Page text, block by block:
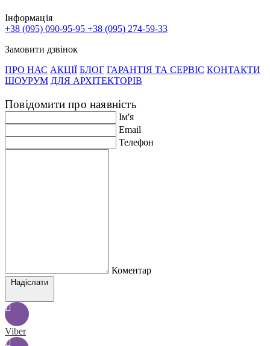
Інформація
+38 (095) 090-95-95 +38 (095) 274-59-33
Замовити дзвінок
ПРО НАС АКЦІЇ БЛОГ ГАРАНТІЯ ТА СЕРВІС КОНТАКТИ
ШОУРУМ ДЛЯ АРХІТЕКТОРІВ
Повідомити про наявність
Ім'я
Email
Телефон
Коментар
Надіслати
Viber